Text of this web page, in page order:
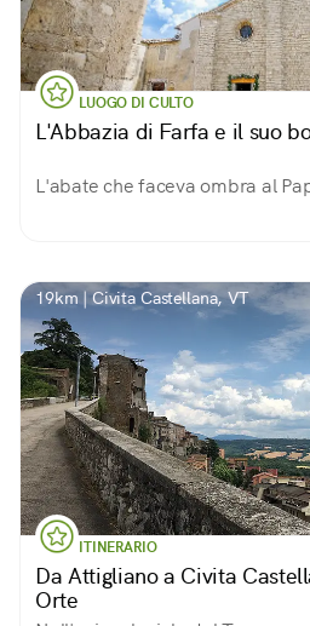
LUOGO DI CULTO
L'Abbazia di Farfa e il suo
L'abate che faceva ombra al
19km | Civita Castellana, VT
ITINERARIO
Da Attigliano a Civita
Orte